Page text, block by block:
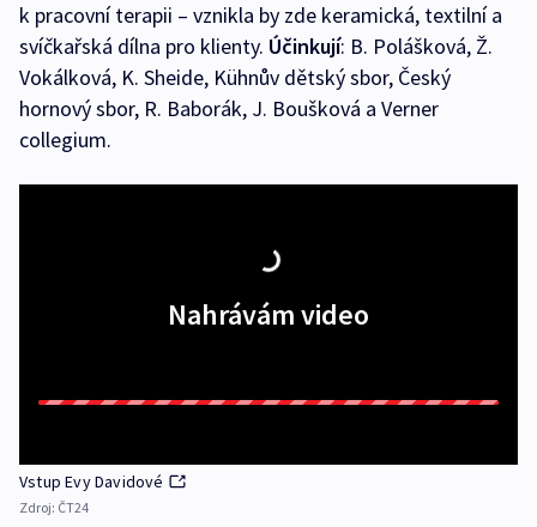
k pracovní terapii – vznikla by zde keramická, textilní a
svíčkařská dílna pro klienty. Účinkují: B. Polášková, Ž.
Vokálková, K. Sheide, Kühnův dětský sbor, Český
hornový sbor, R. Baborák, J. Boušková a Verner
collegium.
Nahrávám video
Vstup Evy Davidové
Zdroj: ČT24